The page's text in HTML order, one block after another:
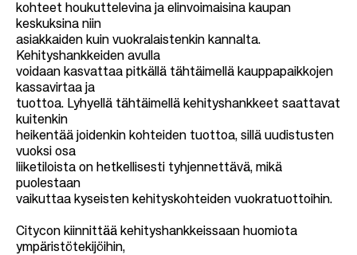
kohteet houkuttelevina ja elinvoimaisina kaupan
keskuksina niin
asiakkaiden kuin vuokralaistenkin kannalta.
Kehityshankkeiden avulla
voidaan kasvattaa pitkällä tähtäimellä kauppapaikkojen
kassavirtaa ja
tuottoa. Lyhyellä tähtäimellä kehityshankkeet saattavat
kuitenkin
heikentää joidenkin kohteiden tuottoa, sillä uudistusten
vuoksi osa
liiketiloista on hetkellisesti tyhjennettävä, mikä
puolestaan
vaikuttaa kyseisten kehityskohteiden vuokratuottoihin.
Citycon kiinnittää kehityshankkeissaan huomiota
ympäristötekijöihin,